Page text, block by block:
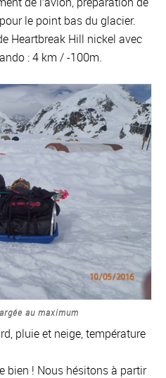
le point bas du glacier.
Heartbreak Hill nickel avec
: 4 km / -100m.
au maximum
pluie et neige, température
bien ! Nous hésitons à partir